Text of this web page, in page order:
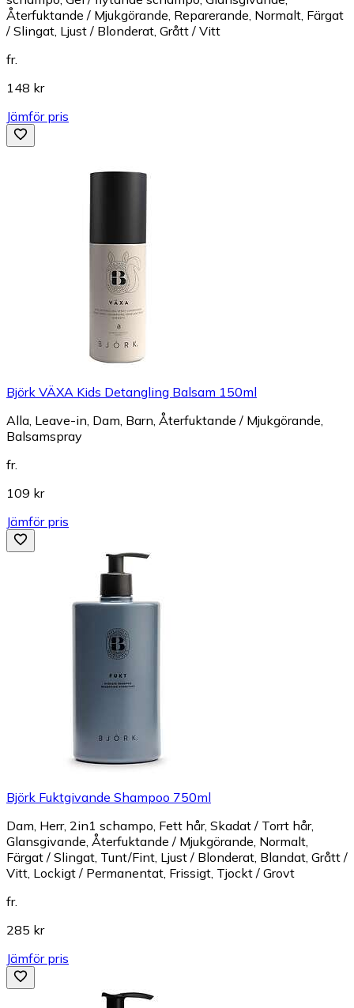
Återfuktande / Mjukgörande, Reparerande, Normalt, Färgat
/ Slingat, Ljust / Blonderat, Grått / Vitt
fr.
148 kr
Jämför pris
Björk VÄXA Kids Detangling Balsam 150ml
Alla, Leave-in, Dam, Barn, Återfuktande / Mjukgörande,
Balsamspray
fr.
109 kr
Jämför pris
Björk Fuktgivande Shampoo 750ml
Dam, Herr, 2in1 schampo, Fett hår, Skadat / Torrt hår,
Glansgivande, Återfuktande / Mjukgörande, Normalt,
Färgat / Slingat, Tunt/Fint, Ljust / Blonderat, Blandat, Grått /
Vitt, Lockigt / Permanentat, Frissigt, Tjockt / Grovt
fr.
285 kr
Jämför pris